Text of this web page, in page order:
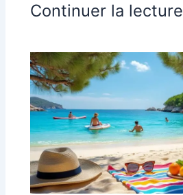
Continuer la lecture